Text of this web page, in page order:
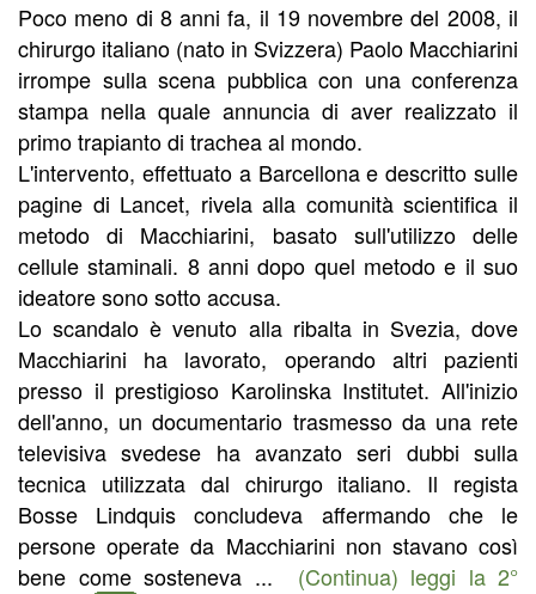
Poco meno di 8 anni fa, il 19 novembre del 2008, il
chirurgo italiano (nato in Svizzera) Paolo Macchiarini
irrompe sulla scena pubblica con una conferenza
stampa nella quale annuncia di aver realizzato il
primo trapianto di trachea al mondo.
L'intervento, effettuato a Barcellona e descritto sulle
pagine di Lancet, rivela alla comunità scientifica il
metodo di Macchiarini, basato sull'utilizzo delle
cellule staminali. 8 anni dopo quel metodo e il suo
ideatore sono sotto accusa.
Lo scandalo è venuto alla ribalta in Svezia, dove
Macchiarini ha lavorato, operando altri pazienti
presso il prestigioso Karolinska Institutet. All'inizio
dell'anno, un documentario trasmesso da una rete
televisiva svedese ha avanzato seri dubbi sulla
tecnica utilizzata dal chirurgo italiano. Il regista
Bosse Lindquis concludeva affermando che le
persone operate da Macchiarini non stavano così
bene come sosteneva ... (Continua) leggi la 2°